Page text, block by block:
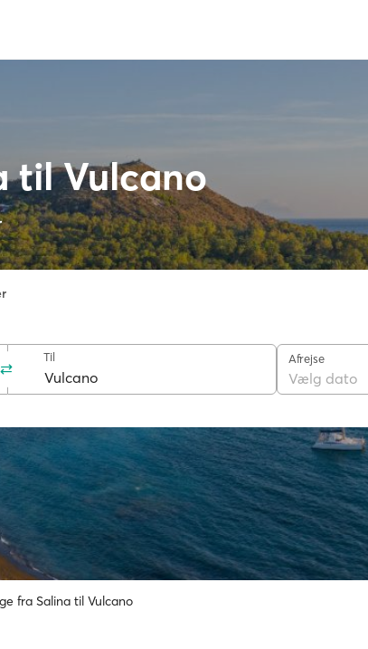
til Vulcano
Til Afrejse
Vælg dato
fra Salina til Vulcano